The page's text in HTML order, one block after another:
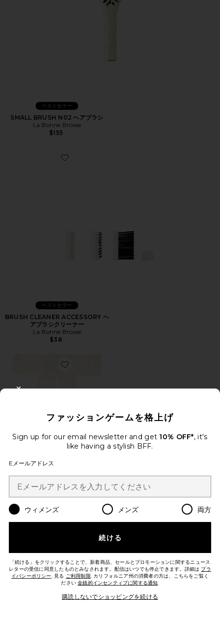
ベストセラー
SMALL BRUSH N02 ヘアブラシ
La Bonne Brosse
$155
Favorite BRUSH CLEANER ACCESSORY ヘアブラシク
ベストセラー
BRUSH CLEANER ACCESSORY ヘ
アブラシクリーナー
La Bonne Brosse
$38
Favorite BELLA ヘアクリップ
BELLA ヘアクリップ
Favorite QUEEN/STANDARD ピローケース
ファッションゲームを格上げ
Sign up for our email newsletter and get 10% OFF*, it's
like having a stylish BFF.
Eメールアドレス
ウィメンズ メンズ 両方
続ける
「続ける」をクリックすることで、新着商品、セールとプロモーションに関するニュース
レターの受信に同意したものとみなされます。配信はいつでも停止できます。詳細は プラ
イバシーポリシー. 見る ご利用制限. カリフォルニア州の消費者の方は、こちらをご覧く
ださい金銭的インセンティブに関する通知.
購読しないでショッピングを続ける